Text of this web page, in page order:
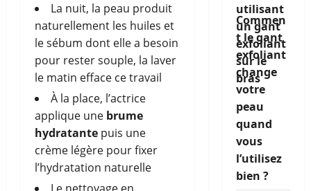
La nuit, la peau produit
naturellement les huiles et
le sébum dont elle a besoin
pour rester souple, la laver
le matin efface ce travail
À la place, l’actrice
applique une brume
hydratante puis une
crème légère pour fixer
l’hydratation naturelle
Commen
t le gant
exfoliant
change
votre
peau
quand
vous
l’utilisez
bien ?